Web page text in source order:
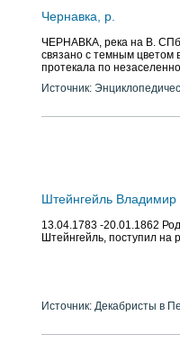
Чернавка, р.
ЧЕРНАВКА, река на В.
связано с темным цветом
протекала по
Источник:
Штейнгейль
13.04.1783 -20.01.1862
Штейнгейль, поступил на
Источник: Декабристы в